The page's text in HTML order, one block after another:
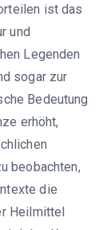
ist das
und
Legenden
sogar zur
Bedeutung
erhöht,
beobachten,
die
Heilmittel